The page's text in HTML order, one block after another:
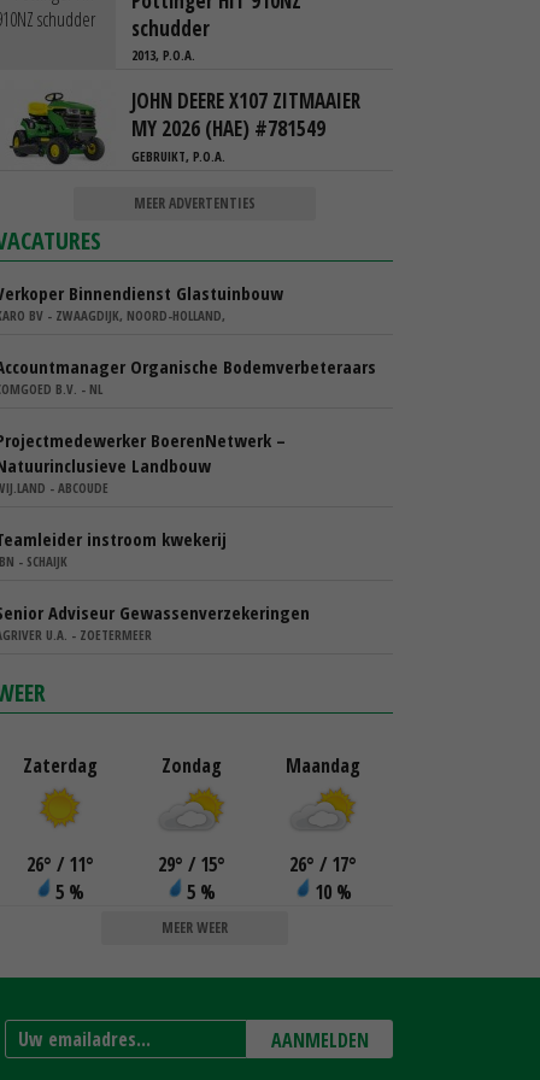
schudder
2013, P.O.A.
JOHN DEERE X107 ZITMAAIER
MY 2026 (HAE) #781549
GEBRUIKT, P.O.A.
MEER ADVERTENTIES
Binnendienst Glastuinbouw
BV - ZWAAGDIJK, NOORD-HOLLAND,
Organische Bodemverbeteraars
B.V. - NL
BoerenNetwerk –
Landbouw
- ABCOUDE
instroom kwekerij
- SCHAIJK
Adviseur Gewassenverzekeringen
U.A. - ZOETERMEER
Zaterdag
26° / 11°
5 %
Zondag
29° / 15°
5 %
Maandag
26° / 17°
10 %
MEER WEER
AANMELDEN